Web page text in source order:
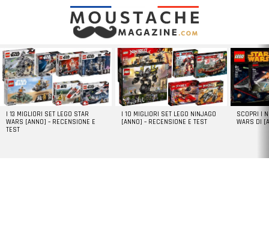
LATEST
STORIES
I 13 MIGLIORI SET LEGO STAR
WARS [ANNO] – RECENSIONE E
TEST
I 10 MIGLIORI SET LEGO NINJAGO
[ANNO] – RECENSIONE E TEST
SCOPRI I
WARS DI